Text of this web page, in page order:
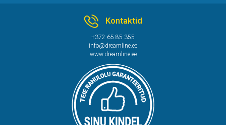
Kontaktid
+372 65 85 355
info@dreamline.ee
www.dreamline.ee